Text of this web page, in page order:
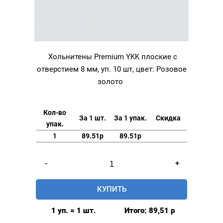
Хольнитены Premium YKK плоские с
отверстием 8 мм, уп. 10 шт, цвет: Розовое
золото
Кол-во
упак.
За 1 шт. За 1 упак. Скидка
1 89.51р 89.51р
-
товара
Хольнитены
Premium
+
КУПИТЬ
1 уп. = 1 шт. Итого: 89,51 р